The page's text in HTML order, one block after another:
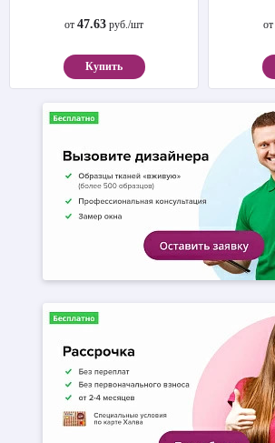
от 47.63 руб./шт
Купить
от